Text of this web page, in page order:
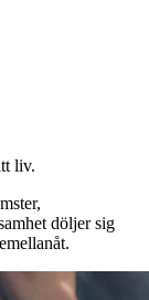
liv.
döljer sig